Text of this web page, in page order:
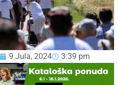
9 Jula, 2024 3:39 pm